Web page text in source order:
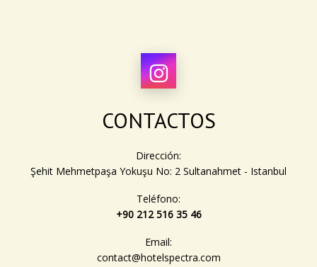
CONTACTOS
Dirección:
Şehit Mehmetpaşa Yokuşu No: 2 Sultanahmet - Istanbul
Teléfono:
+90 212 516 35 46
Email:
contact@hotelspectra.com